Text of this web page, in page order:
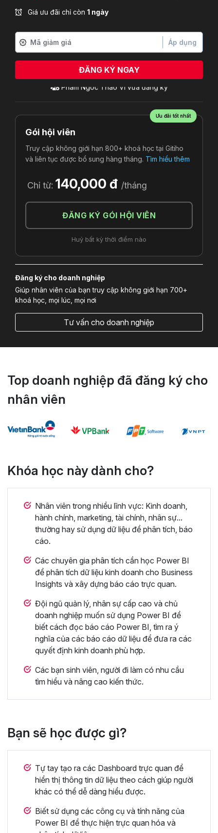
Giá ưu đãi chỉ còn 1 ngày
Áp dụng
ĐĂNG KÝ NGAY
Ưu đãi tốt nhất
Gói hội viên
Truy cập không giới hạn 800+ khoá học tại Gitiho
và liên tục được bổ sung hàng tháng. Tìm hiểu thêm
Chỉ từ: 140,000 đ /tháng
ĐĂNG KÝ GÓI HỘI VIÊN
Huỷ bất kỳ thời điểm nào
Đăng ký cho doanh nghiệp
Giúp nhân viên của bạn truy cập không giới hạn 700+
khoá học, mọi lúc, mọi nơi
Tư vấn cho doanh nghiệp
Top doanh nghiệp đã đăng ký cho
nhân viên
Khóa học này dành cho?
Nhân viên trong nhiều lĩnh vực: Kinh doanh,
hành chính, marketing, tài chính, nhân sự...
thường hay sử dụng dữ liệu để phân tích, báo
cáo.
Các chuyên gia phân tích cần học Power BI
để phân tích dữ liệu kinh doanh cho Business
Insights và xây dựng báo cáo trực quan.
Đội ngũ quản lý, nhân sự cấp cao và chủ
doanh nghiệp muốn sử dụng Power BI để
biết cách đọc báo cáo Power BI, tìm ra ý
nghĩa của các báo cáo dữ liệu để đưa ra các
quyết định kinh doanh phù hợp.
Các bạn sinh viên, người đi làm có nhu cầu
tìm hiểu và nâng cao kiến thức.
Bạn sẽ học được gì?
Tự tay tạo ra các Dashboard trực quan để
hiển thị thông tin dữ liệu theo cách giúp người
khác có thể dễ dàng hiểu được.
Biết sử dụng các công cụ và tính năng của
Power BI để thực hiện trực quan hóa và